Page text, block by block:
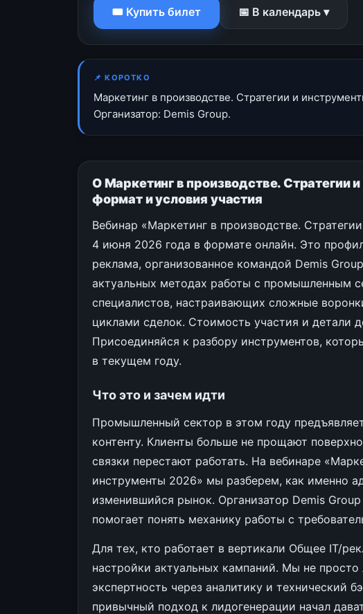
🎟 Купить билет 📅 В календарь ▾
📌 КОРОТКО
Маркетинг в производстве. Стратегии и
Организатор: Demis Group.
О Маркетинг в производстве. Стратегии
формат и условия участия
Вебинар «Маркетинг в производстве.
4 июня 2026 года в формате онлайн. Это
реклама, организованное командой Demis
актуальных методах работы с промышленным
специалистов, настраивающих сложные
циклами сделок. Стоимость участия и детали
Присоединяйся к разбору инструментов,
в текущем году.
Что это и зачем идти
Промышленный сектор в этом году
контенту. Клиенты больше не прощают
связки перестают работать. На вебинаре
инструменты 2026» мы разберем, как именно
изменившийся рынок. Организатор Demis
помогает понять механику работы с
Для тех, кто работает в вертикали Общее IT/
настройки актуальных кампаний. Мы не
экспертность через аналитику и технический
привычный подход к лидогенерации начал